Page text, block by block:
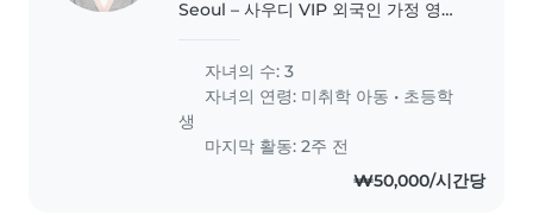
Seoul – 사우디 VIP 외국인 가정 영어
사우디아라비아 VIP 가족(아동 3명)과
함께하며 일정 동안 아이들의 케어 및
야외 활동을 전담해 주실 전문적이고
책임감 있는 영어 가능 시터/보모를 모
십니다. 1. 근무 조건..
자녀의 수: 3
자녀의 연령: 미취학 아동 • 초등학
생
마지막 활동: 2주 전
₩50,000/시간당